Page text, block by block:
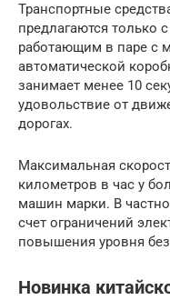
Транспортные
предлагаются только
работающим в паре с
автоматической
занимает менее 10
удовольствие от
дорогах.
Максимальная
километров в час у
машин марки. В
счет ограничений
повышения уровня
Новинка